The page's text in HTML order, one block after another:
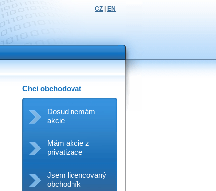
CZ EN
Chci obchodovat
Dosud nemám
akcie
Mám akcie z
privatizace
Jsem licencovaný
obchodník